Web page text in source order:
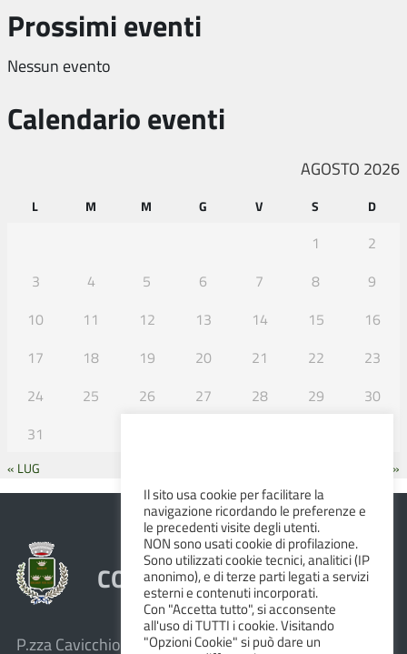
Prossimi eventi
Nessun evento
Calendario eventi
AGOSTO 2026
L M M G V S D
1
2
3
4 5 6 7 8
9
10
11 12 13 14 15
16
17
18 19 20 21 22
23
24
25 26 27 28 29
30
31
« LUG SET »
COMUNE DI ALBINEA
P.zza Cavicchioni, 8 – 42020 Albinea (R.E.)
Il sito usa cookie per facilitare la
navigazione ricordando le preferenze e
le precedenti visite degli utenti.
NON sono usati cookie di profilazione.
Sono utilizzati cookie tecnici, analitici (IP
anonimo), e di terze parti legati a servizi
esterni e contenuti incorporati.
Con "Accetta tutto", si acconsente
all'uso di TUTTI i cookie. Visitando
"Opzioni Cookie" si può dare un